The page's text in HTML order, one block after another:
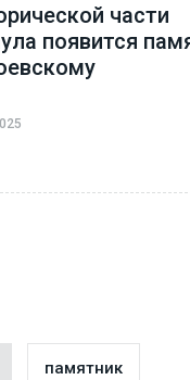
части
появится
памятник